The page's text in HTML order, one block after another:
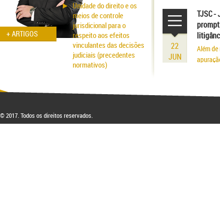
+ ARTIGOS
Unidade do direito e os
meios de controle
jurisdicional para o
respeito aos efeitos
vinculantes das decisões
judiciais (precedentes
normativos)
fraude patrimonial: da
respectiva blindagem
22
JUN
TJSC -
Além
© 2017. Todos os direitos reservados.